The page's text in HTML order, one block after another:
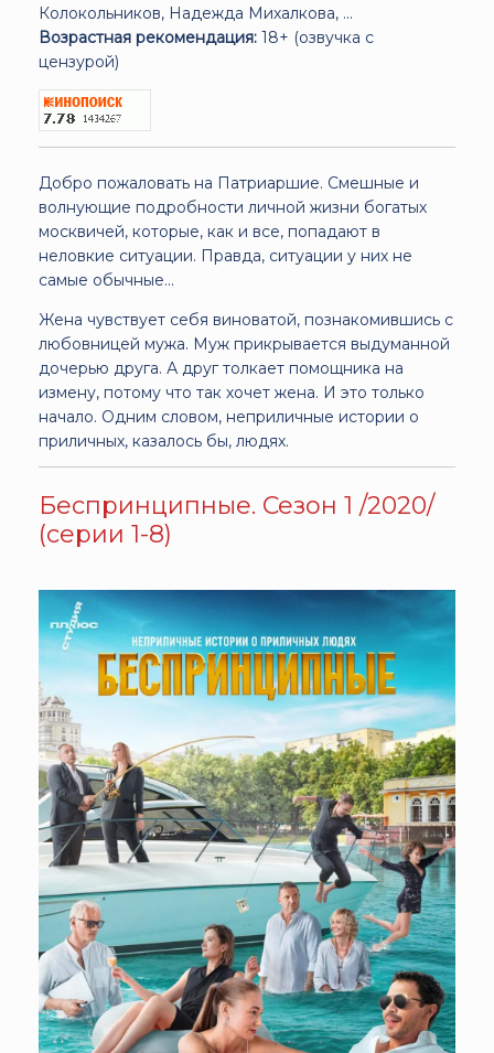
Колокольников, Надежда Михалкова, ...
Возрастная рекомендация: 18+ (озвучка с
цензурой)
Добро пожаловать на Патриаршие. Смешные и
волнующие подробности личной жизни богатых
москвичей, которые, как и все, попадают в
неловкие ситуации. Правда, ситуации у них не
самые обычные...
Жена чувствует себя виноватой, познакомившись с
любовницей мужа. Муж прикрывается выдуманной
дочерью друга. А друг толкает помощника на
измену, потому что так хочет жена. И это только
начало. Одним словом, неприличные истории о
приличных, казалось бы, людях.
Беспринципные. Сезон 1 /2020/
(серии 1-8)